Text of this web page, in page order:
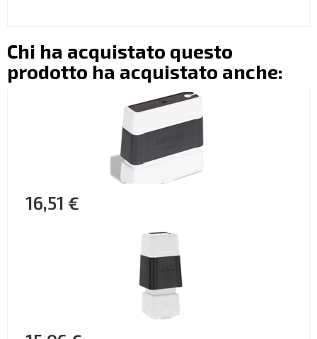
Chi ha acquistato questo
prodotto ha acquistato anche:
16,51 €